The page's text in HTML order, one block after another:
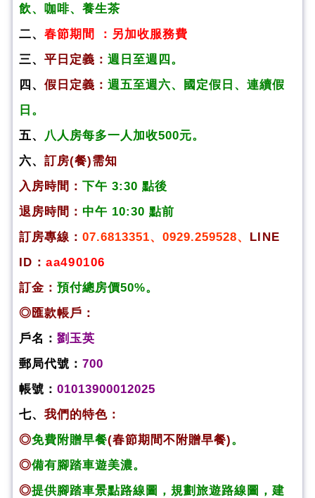
飲、咖啡、養生茶
二、 春節期間 ：另加收服務費
三、 平日定義： 週日至週四。
四、 假日定義： 週五至週六、國定假日、連續假
日。
五、
八人房每多一人加收500元。
六、 訂房(餐)需知
入房時間： 下午 3:30 點後
退房時間： 中午 10:30 點前
訂房專線： 07.6813351、0929.259528、 LINE
ID：aa490106
訂金： 預付總房價50%。
◎匯款帳戶：
戶名： 劉玉英
郵局代號： 700
帳號： 01013900012025
七、 我們的特色：
◎免費附贈早餐(春節期間不附贈早餐) 。
◎備有腳踏車遊美濃。
◎提供腳踏車景點路線圖，規劃旅遊路線圖，建